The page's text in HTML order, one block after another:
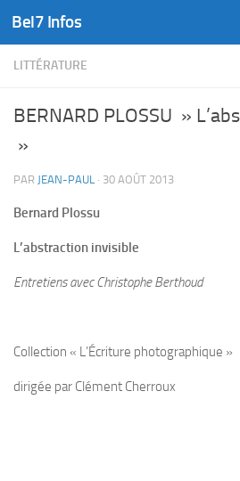
Skip to content
Bel7 Infos
LITTÉRATURE
BERNARD PLOSSU »
»
PAR JEAN-PAUL · 30 AOÛT 2013
Bernard Plossu
L’abstraction invisible
Entretiens avec Christophe Berthoud
Collection « L’Écriture photographique »
dirigée par Clément Cherroux